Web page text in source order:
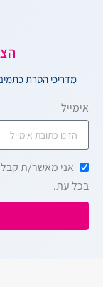
מדריכי הסרת
אימייל
אני מאשר/ת
בכל עת.